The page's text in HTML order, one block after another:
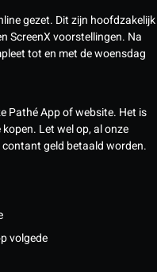
gezet. Dit zijn hoofdzakelijk
ScreenX voorstellingen. Na
tot en met de woensdag
Pathé App of website. Het is
Let wel op, al onze
geld betaald worden.
volgede